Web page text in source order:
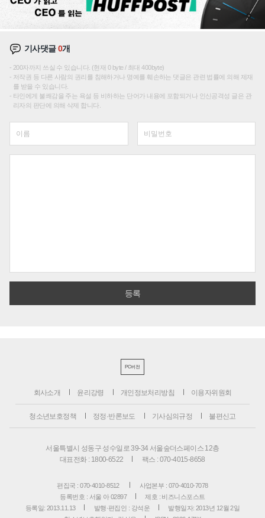
기사댓글0개
200자까지 쓰실 수 있습니다. (현재 0 byte / 최대 400byte)
저작권 등 다른 사람의 권리를 침해하거나 명예를 훼손하는 댓글은 관련 법률에 의해 제재
를 받을 수 있습니다.
타인에게 불쾌감을 주는 욕설 등 비하하는 단어가 내용에 포함되거나 인신공격성 글은 관
리자의 판단에 의해 삭제 합니다.
PC버전
회사소개 윤리강령 개인정보처리방침 이용자위원회
청소년보호정책 정정·반론보도 기사심의규정 불편신고
서울특별시 성동구 성수일로 39-34 서울숲더스페이스 12층
대표전화 : 1800-6522
팩스 : 070-4015-8658
편집국 : 070-4010-8512
사업본부 : 070-4010-7078
등록번호 : 서울 아 02897
제호 : 비즈니스포스트
등록일: 2013.11.13
발행·편집인 : 강석운
발행일자: 2013년 12월 2일